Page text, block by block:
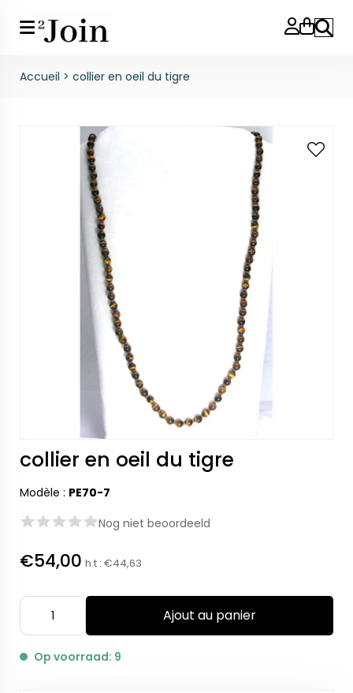
Accueil > collier en oeil du tigre
collier en oeil du tigre
Modèle : PE70-7
Nog niet beoordeeld
€54,00 h.t : €44,63
Ajout au panier
Op voorraad: 9